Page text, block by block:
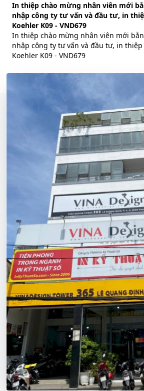
In thiệp chào mừng nhân viên mới
nhập công ty tư vấn và đầu tư, in
Koehler K09 - VND679
In thiệp chào mừng nhân viên mới
nhập công ty tư vấn và đầu tư, in
Koehler K09 - VND679